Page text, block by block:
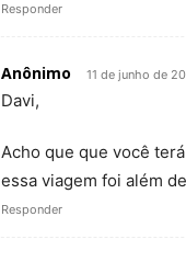
Responder
Anônimo 11 de junho de
Davi,
Acho que que você
essa viagem foi além
Responder